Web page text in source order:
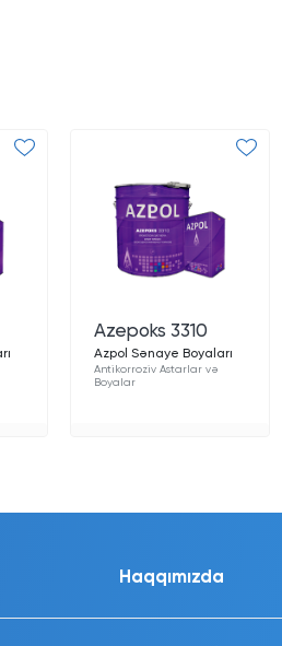
Azepoks 3310
Azpol Sənaye Boyaları
Antikorroziv Astarlar və
Boyalar
Haqqımızda